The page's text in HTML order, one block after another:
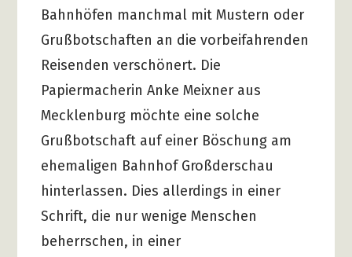
Bahnhöfen manchmal mit Mustern oder
Grußbotschaften an die vorbeifahrenden
Reisenden verschönert. Die
Papiermacherin Anke Meixner aus
Mecklenburg möchte eine solche
Grußbotschaft auf einer Böschung am
ehemaligen Bahnhof Großderschau
hinterlassen. Dies allerdings in einer
Schrift, die nur wenige Menschen
beherrschen, in einer